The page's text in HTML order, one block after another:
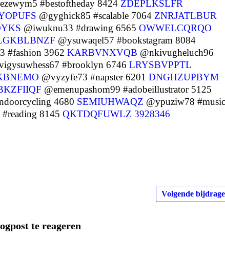
#bestoftheday 8424 ZDEPLKSLFR
@gyghick85 #scalable 7064 ZNRJATLBUR
@iwuknu33 #drawing 6565 OWWELCQRQO
@ysuwaqel57 #bookstagram 8084
#fashion 3962 KARBVNXVQB @nkivugheluch96
#brooklyn 6746 LRYSBVPPTL
@vyzyfe73 #napster 6201 DNGHZUPBYM
@emenupashom99 #adobeillustrator 5125
4680 SEMIUHWAQZ @ypuziw78 #music
8145 QKTDQFUWLZ 3928346
Volgende
te reageren